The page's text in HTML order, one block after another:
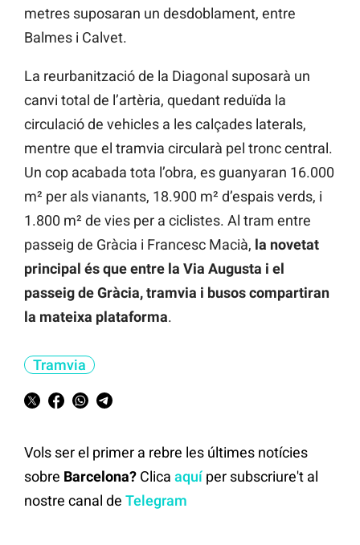
metres suposaran un desdoblament, entre
Balmes i Calvet.
La reurbanització de la Diagonal suposarà un
canvi total de l’artèria, quedant reduïda la
circulació de vehicles a les calçades laterals,
mentre que el tramvia circularà pel tronc central.
Un cop acabada tota l’obra, es guanyaran 16.000
m² per als vianants, 18.900 m² d’espais verds, i
1.800 m² de vies per a ciclistes. Al tram entre
passeig de Gràcia i Francesc Macià, la novetat
principal és que entre la Via Augusta i el
passeig de Gràcia, tramvia i busos compartiran
la mateixa plataforma.
Tramvia
Vols ser el primer a rebre les últimes notícies
sobre Barcelona? Clica aquíper subscriure't al
nostre canal de Telegram